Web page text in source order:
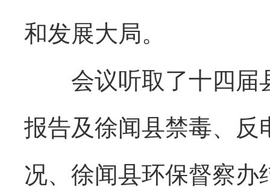
和发展大局。
会议听取了十四届
报告及徐闻县禁毒、反
况、徐闻县环保督察办